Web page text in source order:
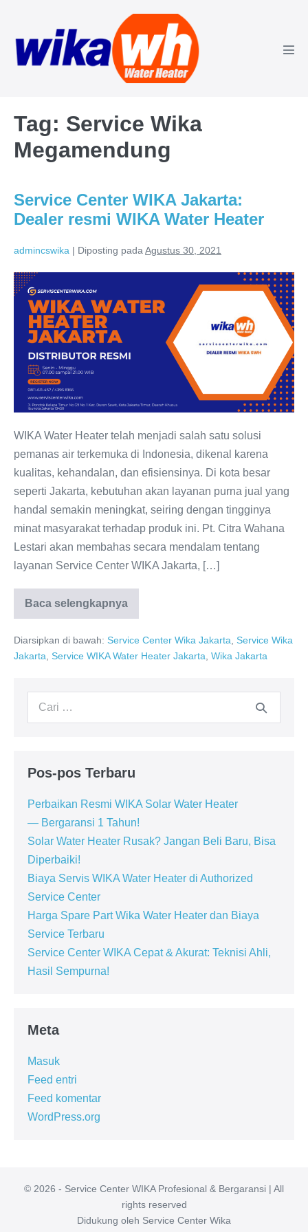
konten
Tag: Service Wika
Megamendung
Service Center WIKA Jakarta:
Dealer resmi WIKA Water Heater
admincswika | Diposting pada Agustus 30, 2021
Service
Center
WIKA
Jakarta:
Dealer
resmi
WIKA
Water
Heater
WIKA Water Heater telah menjadi salah satu solusi
pemanas air terkemuka di Indonesia, dikenal karena
kualitas, kehandalan, dan efisiensinya. Di kota besar
seperti Jakarta, kebutuhan akan layanan purna jual yang
handal semakin meningkat, seiring dengan tingginya
minat masyarakat terhadap produk ini. Pt. Citra Wahana
Lestari akan membahas secara mendalam tentang
layanan Service Center WIKA Jakarta, […]
Baca selengkapnya
Service
Center
Jakarta:
Dealer
resmi
Heater
Diarsipkan di bawah: Service Center Wika Jakarta
Service Wika
Jakarta
Service WIKA Water Heater Jakarta Wika Jakarta
Pencarian
Pos-pos Terbaru
Perbaikan Resmi WIKA Solar Water Heater
— Bergaransi 1 Tahun!
Solar Water Heater Rusak? Jangan Beli Baru, Bisa
Diperbaiki!
Biaya Servis WIKA Water Heater di Authorized
Service Center
Harga Spare Part Wika Water Heater dan Biaya
Service Terbaru
Service Center WIKA Cepat & Akurat: Teknisi Ahli,
Hasil Sempurna!
Meta
Masuk
Feed entri
Feed komentar
WordPress.org
© 2026 - Service Center WIKA Profesional & Bergaransi | All
rights reserved
Didukung oleh Service Center Wika